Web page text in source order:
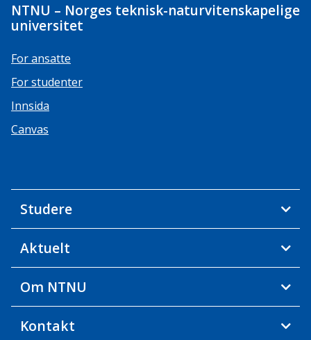
NTNU – Norges teknisk-naturvitenskapelige
universitet
For ansatte
For studenter
Innsida
Canvas
Studere
Aktuelt
Om NTNU
Kontakt